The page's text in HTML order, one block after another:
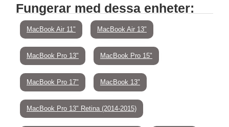
Fungerar med dessa enheter:
MacBook Air 11" MacBook Air 13"
MacBook Pro 13" MacBook Pro 15"
MacBook Pro 17" MacBook 13"
MacBook Pro 13" Retina (2014-2015)